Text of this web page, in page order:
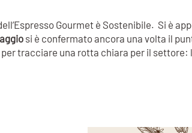
Gourmet è Sostenibile. Si è
si è confermato ancora una volta il
tracciare una rotta chiara per il settore: